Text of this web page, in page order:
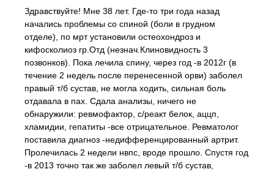
Здравствуйте! Мне 38 лет. Где-то три года назад
начались проблемы со спиной (боли в грудном
отделе), по мрт установили остеохондроз и
кифосколиоз гр.Отд (незнач.Клиновидность 3
позвонков). Пока лечила спину, через год -в 2012г (в
течение 2 недель после перенесенной орви) заболел
правый т/б сустав, не могла ходить, сильная боль
отдавала в пах. Сдала анализы, ничего не
обнаружили: ревмофактор, с/реакт белок, аццп,
хламидии, гепатиты -все отрицательное. Ревматолог
поставила диагноз -недифференцированный артрит.
Пролечилась 2 недели нвпс, вроде прошло. Спустя год
-в 2013 точно так же заболел левый т/б сустав,